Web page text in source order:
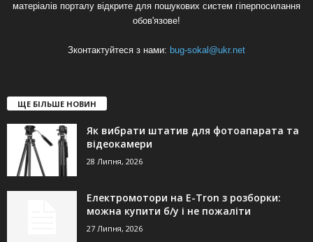
матеріалів порталу відкрите для пошукових систем гіперпосилання
обов'язове!
Зконтактуйтеся з нами: bug-sokal@ukr.net
ЩЕ БІЛЬШЕ НОВИН
Як вибрати штатив для фотоапарата та
відеокамери
28 Липня, 2026
Електромотори на E-Tron з розборки:
можна купити б/у і не пожаліти
27 Липня, 2026